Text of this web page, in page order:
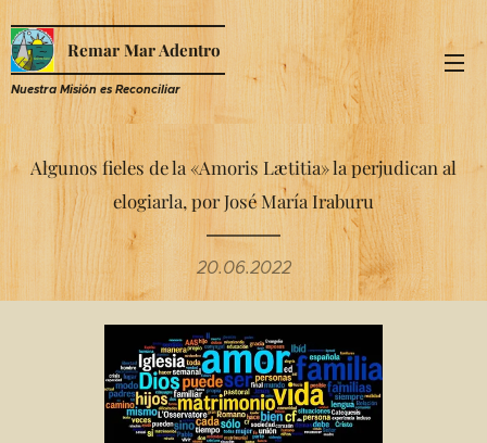
Remar Mar Adentro
Nuestra Misión es Reconciliar
Algunos fieles de la «Amoris Lætitia» la perjudican al
elogiarla, por José María Iraburu
20.06.2022